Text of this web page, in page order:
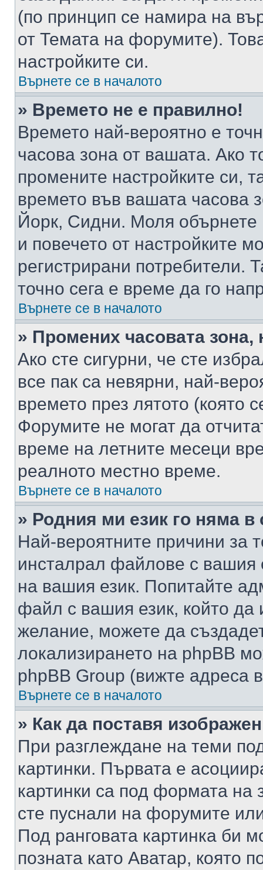
(по принцип се намира на
от Темата на форумите).
настройките си.
Върнете се в началото
» Времето не е правилно!
Времето най-вероятно е
часова зона от вашата. Ако
промените настройките си,
времето във вашата
Йорк, Сидни. Моля обърнете
и повечето от настройките
регистрирани потребители.
точно сега е време да го
Върнете се в началото
» Промених часовата
Ако сте сигурни, че сте
все пак са невярни, най-
времето през лятото (която
Форумите не могат да
време на летните месеци
реалното местно време.
Върнете се в началото
» Родния ми език го няма в
Най-вероятните причини за
инсталрал файлове с вашия
на вашия език. Попитайте
файл с вашия език, който да
желание, можете да
локализирането на phpBB
phpBB Group (вижте адреса
Върнете се в началото
» Как да поставя
При разглеждане на теми
картинки. Първата е
картинки са под формата на
сте пуснали на форумите
Под ранговата картинка би
позната като Аватар, която